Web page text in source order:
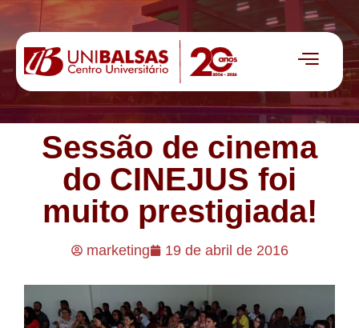
Sessão de cinema
do CINEJUS foi
muito prestigiada!
marketing 19 de abril de 2016